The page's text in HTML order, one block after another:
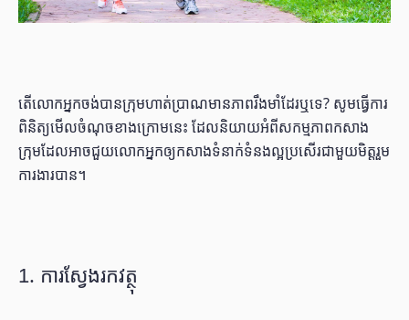
តើលោកអ្នកចង់បានក្រុមហាត់ប្រាណមានភាពរឹងមាំដែរឬទេ? សូមធ្វើការ
ពិនិត្យមើលចំណុចខាងក្រោមនេះ ដែលនិយាយអំពីសកម្មភាពកសាង
ក្រុមដែលអាចជួយលោកអ្នកឲ្យកសាងទំនាក់ទំនងល្អប្រសើរជាមួយមិត្តរួម
ការងារបាន។
1. ការស្វែងរកវត្ថុ​